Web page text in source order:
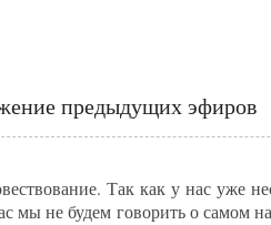
предыдущих эфиров
Так как у нас уже
мы не будем говорить о самом